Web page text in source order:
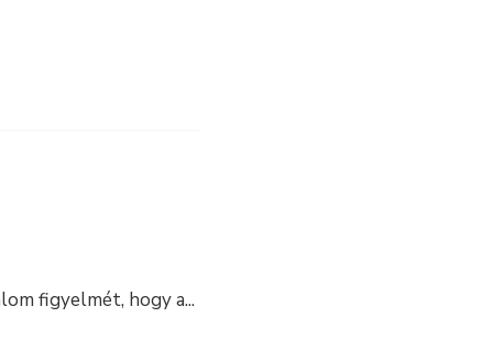
figyelmét, hogy a...